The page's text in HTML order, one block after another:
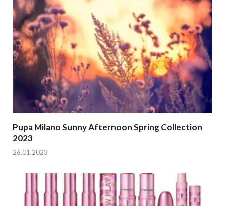
Pupa Milano Sunny Afternoon Spring Collection
2023
26.01.2023